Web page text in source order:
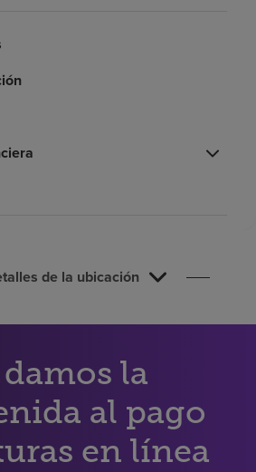
de la ubicación
la
al pago
en línea